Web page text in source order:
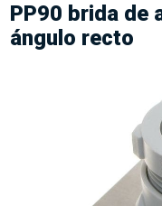
PP90 brida de
ángulo recto